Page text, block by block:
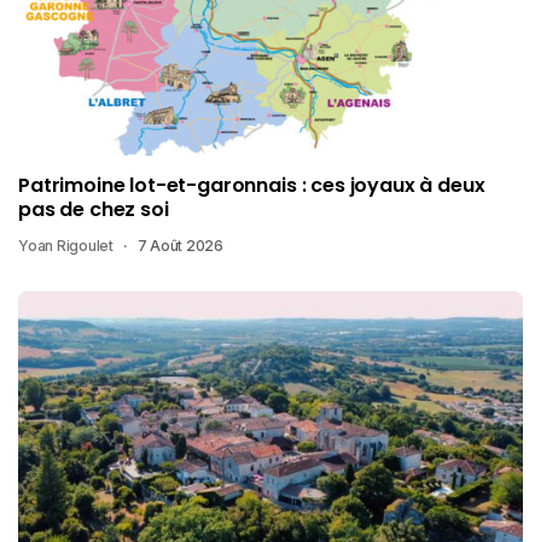
Patrimoine lot-et-garonnais : ces joyaux à deux
pas de chez soi
Yoan Rigoulet 7 Août 2026